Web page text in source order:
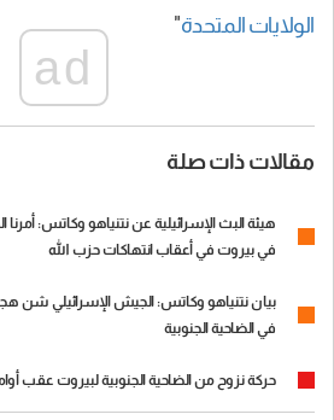
الولايات المتحدة"
ad
مقالات ذات صلة
هيئة البث الإسرائيلية عن نتنياهو وكاتس:
في بيروت في أعقاب انتهاكات حزب الله
بيان نتنياهو وكاتس: الجيش الإسرائيلي شن
في الضاحية الجنوبية
حركة نزوح من الضاحية الجنوبية لبيروت عقب